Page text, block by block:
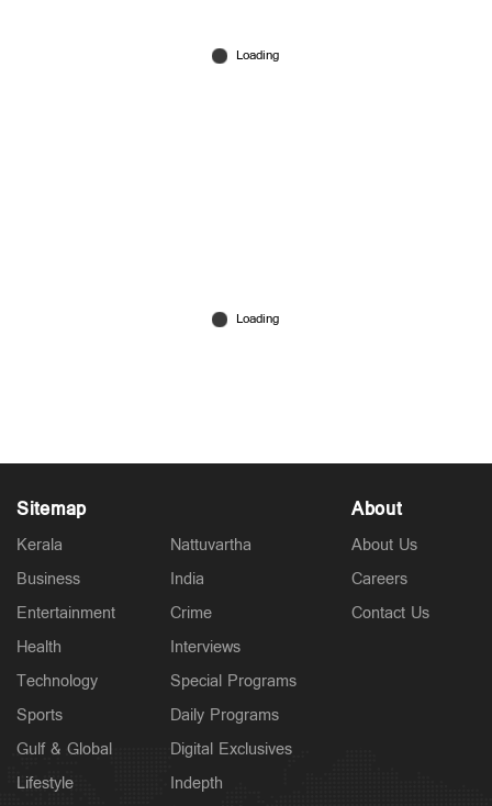
സമാന്തര സിനിമകളെ ജനകീയമാക്കിയ മുതിർന്ന
Sitemap
Kerala
Business
Entertainment
Health
Technology
Sports
Gulf & Global
Lifestyle
Nattuvartha
India
Crime
Interviews
Special Programs
Daily Programs
Digital Exclusives
Indepth
About
About Us
Careers
Contact Us